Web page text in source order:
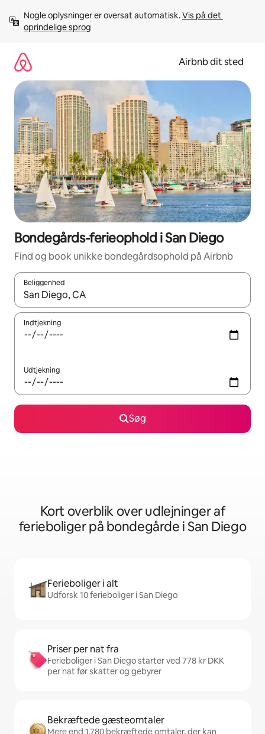
videre
Nogle oplysninger er oversat automatisk. Vis på det
oprindelige sprog
Airbnb dit sted
Bondegårds-ferieophold i San Diego
Find og book unikke bondegårdsophold på Airbnb
Beliggenhed
Når resultaterne er tilgængelige, skal du navigere med
Indtjekning
Udtjekning
Søg
Kort overblik over udlejninger af
ferieboliger på bondegårde i San Diego
Ferieboliger i alt
Udforsk 10 ferieboliger i San Diego
Priser per nat fra
Ferieboliger i San Diego starter ved 778 kr DKK
per nat før skatter og gebyrer
Bekræftede gæsteomtaler
Mere end 1.780 bekræftede omtaler, der kan